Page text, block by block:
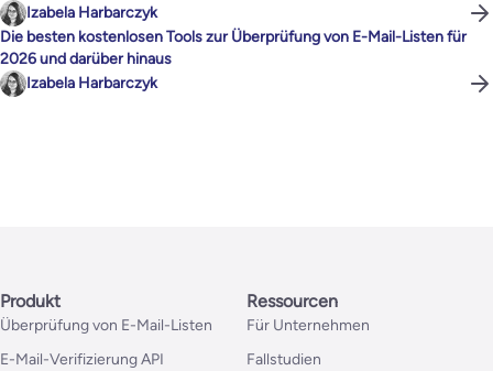
Izabela Harbarczyk
Die besten kostenlosen Tools zur Überprüfung von E-Mail-Listen für
2026 und darüber hinaus
Izabela Harbarczyk
Produkt
Überprüfung von E-Mail-Listen
E-Mail-Verifizierung API
Ressourcen
Für Unternehmen
Fallstudien